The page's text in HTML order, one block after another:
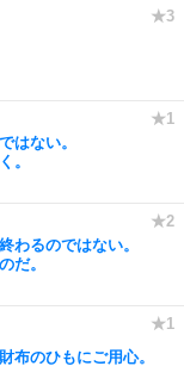
はない。
。
わるのではない。
だ。
布のひもにご用心。